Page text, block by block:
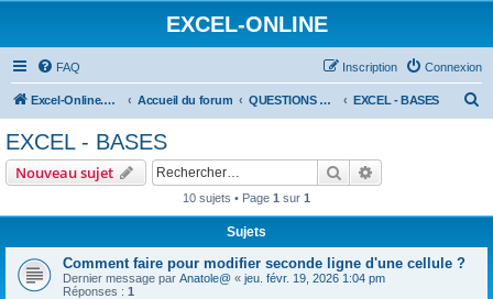
EXCEL-ONLINE
FAQ Connexion
Inscription
Excel-Online.net Accueil du forum QUESTIONS EXCEL EXCEL - BASES
EXCEL - BASES
Nouveau sujet Rechercher
10 sujets • Page 1 sur 1
Sujets
Comment faire pour modifier seconde ligne d'une cellule ?
Dernier message par Anatole@ « jeu. févr. 19, 2026 1:04 pm
Réponses : 1